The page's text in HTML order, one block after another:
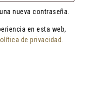
nueva contraseña.
en esta web,
de privacidad